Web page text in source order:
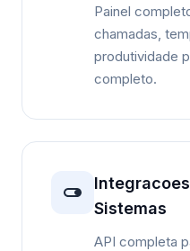
Painel
chamadas,
produtividade
completo.
Sistemas
API completa